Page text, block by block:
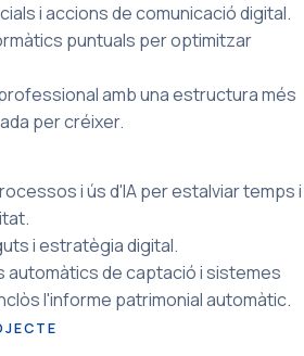
i accions de comunicació digital.
puntuals per optimitzar
amb una estructura més
per créixer.
i ús d'IA per estalviar temps i
i estratègia digital.
automàtics de captació i sistemes
l'informe patrimonial automàtic.